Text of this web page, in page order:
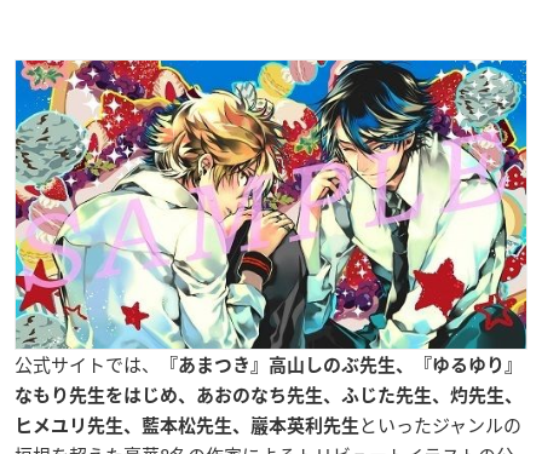
公式サイトでは、
『あまつき』高山しのぶ先生、『ゆるゆり』
なもり先生をはじめ、あおのなち先生、ふじた先生、灼先生、
ヒメユリ先生、藍本松先生、巖本英利先生 といったジャンルの